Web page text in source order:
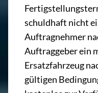
schuldhaft nicht
Auftragnehmer
Auftraggeber ein
Ersatzfahrzeug
gültigen